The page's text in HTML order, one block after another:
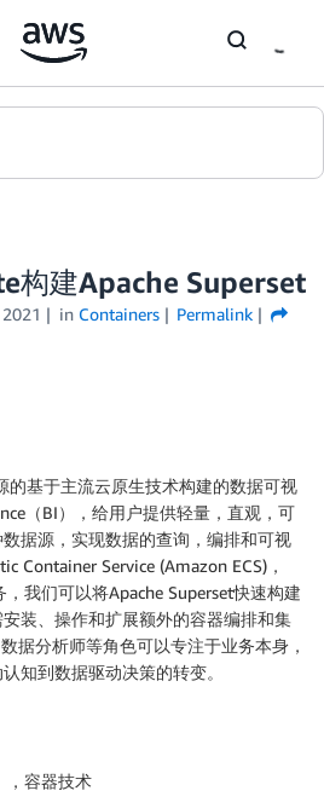
构建Apache Superset
in Containers
Permalink
的基于主流云原生技术构建的数据可视
（BI），给用户提供轻量，直观，可
据源，实现数据的查询，编排和可视
Container Service (Amazon ECS)，
我们可以将Apache Superset快速构建
装、操作和扩展额外的容器编排和集
据分析师等角色可以专注于业务本身，
知到数据驱动决策的转变。
，容器技术